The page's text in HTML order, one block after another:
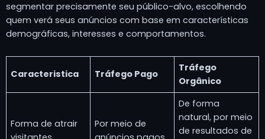
segmentar precisamente seu público-alvo, escolhendo
quem verá seus anúncios com base em características
demográficas, interesses e comportamentos.
Caracteristica Tráfego Pago
Tráfego
Orgânico
Forma de atrair
Por meio de
De forma
natural, por meio
de resultados de